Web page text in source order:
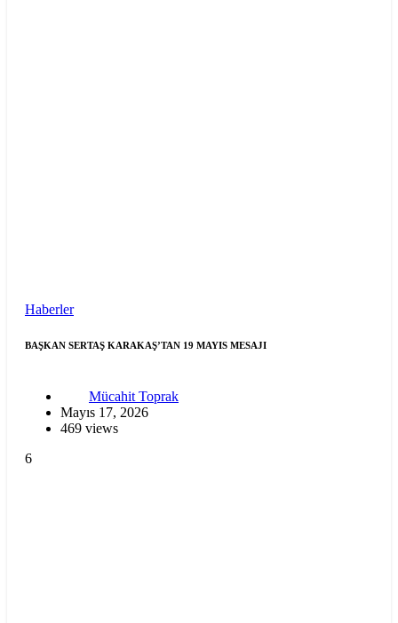
Haberler
BAŞKAN SERTAŞ KARAKAŞ’TAN 19 MAYIS MESAJI
Mücahit Toprak
Mayıs 17, 2026
469 views
6